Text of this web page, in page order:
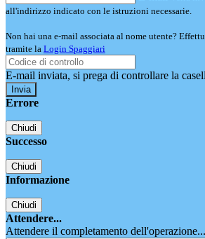
all'indirizzo indicato con le istruzioni necessarie.
Non hai una e-mail associata al nome utente?
tramite la Login Spaggiari
E-mail inviata, si prega di controllare la
Errore
Chiudi
Successo
Chiudi
Informazione
Chiudi
Attendere...
Attendere il completamento dell'operazione...